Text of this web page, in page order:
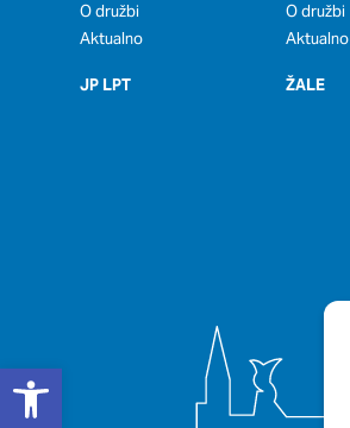
O družbi
Aktualno
O družbi
Aktualno
JP LPT ŽALE
Open toolbar